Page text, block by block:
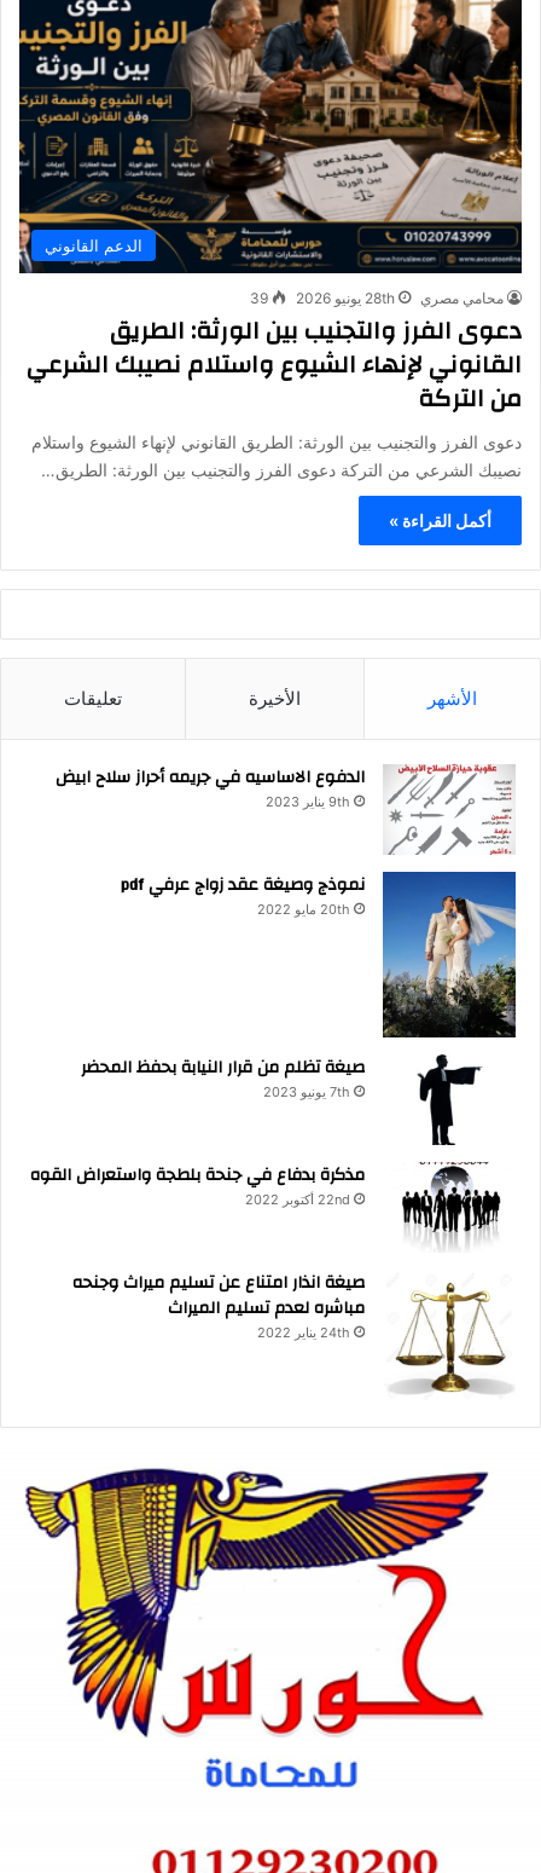
الدعم القانوني
محامي مصري 28th يونيو 2026 39
دعوى الفرز والتجنيب بين الورثة: الطريق
القانوني لإنهاء الشيوع واستلام نصيبك الشرعي
من التركة
دعوى الفرز والتجنيب بين الورثة: الطريق القانوني لإنهاء الشيوع واستلام
نصيبك الشرعي من التركة دعوى الفرز والتجنيب بين الورثة: الطريق…
أكمل القراءة »
الأشهر الأخيرة تعليقات
الدفوع الاساسيه في جريمه أحراز سلاح ابيض
9th يناير 2023
نموذج وصيغة عقد زواج عرفي pdf
20th مايو 2022
صيغة تظلم من قرار النيابة بحفظ المحضر
7th يونيو 2023
مذكرة بدفاع في جنحة بلطجة واستعراض القوه
22nd أكتوبر 2022
صيغة انذار امتناع عن تسليم ميراث وجنحه
مباشره لعدم تسليم الميراث
24th يناير 2022